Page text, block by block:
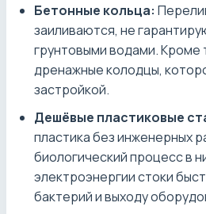
Бетонные кольца:
заиливаются, не
грунтовыми водами.
дренажные колодцы,
застройкой.
Дешёвые пластиковые
пластика без инженерных
биологический процесс в
электроэнергии стоки
бактерий и выходу